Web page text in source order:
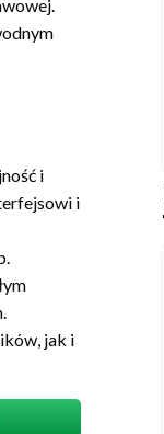
i
i
jak i